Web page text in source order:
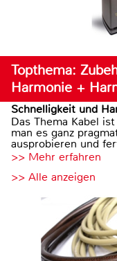
Topthema:
Harmonie +
Schnelligkeit und
Das Thema Kabel
man es ganz
ausprobieren und
>> Mehr erfahren
>> Alle anzeigen